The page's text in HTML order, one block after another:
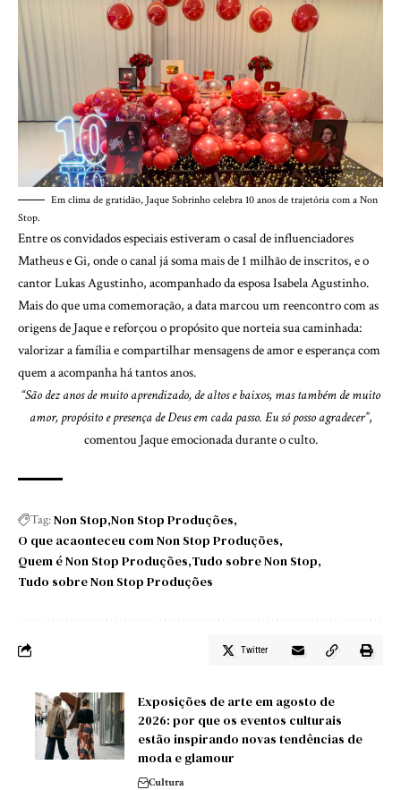
Em clima de gratidão, Jaque Sobrinho celebra 10 anos de trajetória com a Non
Stop.
Entre os convidados especiais estiveram o casal de influenciadores
Matheus e Gi, onde o canal já soma mais de 1 milhão de inscritos, e o
cantor Lukas Agustinho, acompanhado da esposa Isabela Agustinho.
Mais do que uma comemoração, a data marcou um reencontro com as
origens de Jaque e reforçou o propósito que norteia sua caminhada:
valorizar a família e compartilhar mensagens de amor e esperança com
quem a acompanha há tantos anos.
“São dez anos de muito aprendizado, de altos e baixos, mas também de muito
amor, propósito e presença de Deus em cada passo. Eu só posso agradecer”,
comentou Jaque emocionada durante o culto.
Tag:Non Stop Non Stop Produções
O que acaonteceu com Non Stop Produções
Quem é Non Stop Produções Tudo sobre Non Stop
Tudo sobre Non Stop Produções
Twitter
Exposições de arte em agosto de
2026: por que os eventos culturais
estão inspirando novas tendências de
moda e glamour
Cultura